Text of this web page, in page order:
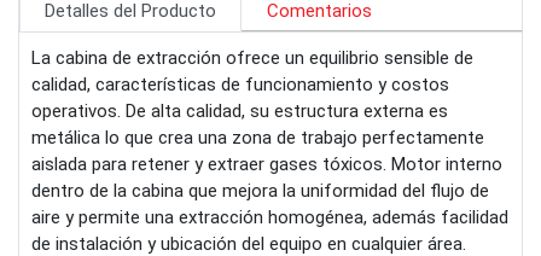
Detalles del Producto Comentarios
La cabina de extracción ofrece un equilibrio sensible de
calidad, características de funcionamiento y costos
operativos. De alta calidad, su estructura externa es
metálica lo que crea una zona de trabajo perfectamente
aislada para retener y extraer gases tóxicos. Motor interno
dentro de la cabina que mejora la uniformidad del flujo de
aire y permite una extracción homogénea, además facilidad
de instalación y ubicación del equipo en cualquier área.